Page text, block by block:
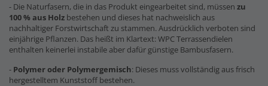
- Die Naturfasern, die in das Produkt eingearbeitet sind, müssen zu
100 % aus Holz bestehen und dieses hat nachweislich aus
nachhaltiger Forstwirtschaft zu stammen. Ausdrücklich verboten sind
einjährige Pflanzen. Das heißt im Klartext: WPC Terrassendielen
enthalten keinerlei instabile aber dafür günstige Bambusfasern.
- Polymer oder Polymergemisch: Dieses muss vollständig aus frisch
hergestelltem Kunststoff bestehen.